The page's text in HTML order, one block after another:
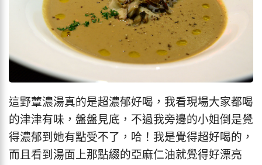
這野蕈濃湯真的是超濃郁好喝，我看現場大家都喝
的津津有味，盤盤見底，不過我旁邊的小姐倒是覺
得濃郁到她有點受不了，哈！我是覺得超好喝的，
而且看到湯面上那點綴的亞麻仁油就覺得好漂亮